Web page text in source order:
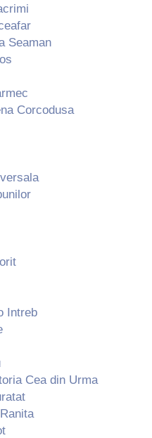
Seaman
Corcodusa
Intreb
Cea din Urma